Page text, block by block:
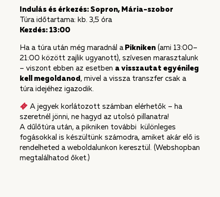
Indulás és érkezés: Sopron, Mária-szobor
Túra időtartama: kb. 3,5 óra
Kezdés: 13:00
Ha a túra után még maradnál a Pikniken (ami 13:00–
21:00 között zajlik ugyanott), szívesen marasztalunk
– viszont ebben az esetben a visszautat egyénileg
kell megoldanod , mivel a vissza transzfer csak a
túra idejéhez igazodik.
A jegyek korlátozott számban elérhetők – ha
szeretnél jönni, ne hagyd az utolsó pillanatra!
A dűlőtúra után, a pikniken további különleges
fogásokkal is készültünk számodra, amiket akár elő is
rendelheted a weboldalunkon keresztül. (Webshopban
megtalálhatod őket.)